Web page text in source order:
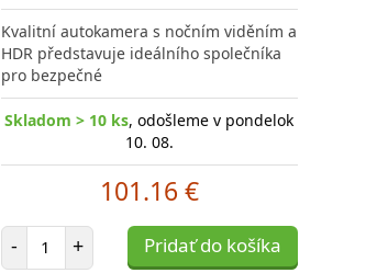
Kvalitní autokamera s nočním viděním a
HDR představuje ideálního společníka
pro bezpečné
Skladom > 10 ks, odošleme v pondelok
10. 08.
101.16 €
- Počet položiek
+ Pridať do košíka